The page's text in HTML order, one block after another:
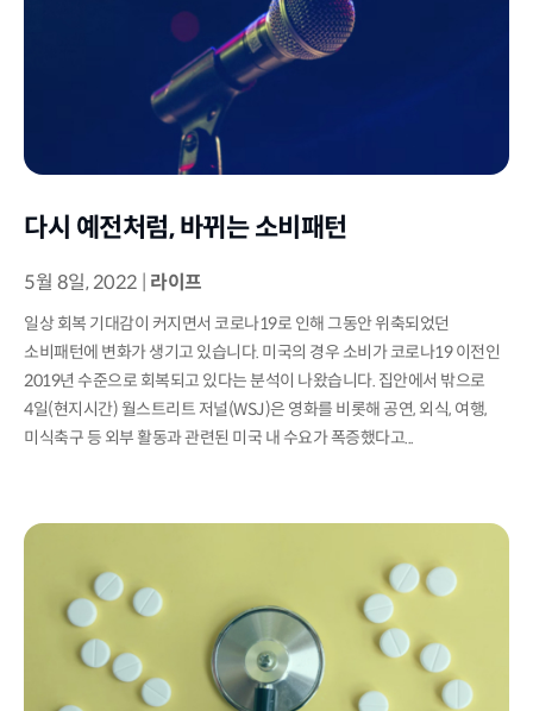
다시 예전처럼, 바뀌는 소비패턴
5월 8일, 2022 | 라이프
일상 회복 기대감이 커지면서 코로나19로 인해 그동안 위축되었던
소비패턴에 변화가 생기고 있습니다. 미국의 경우 소비가 코로나19 이전인
2019년 수준으로 회복되고 있다는 분석이 나왔습니다. 집안에서 밖으로
4일(현지시간) 월스트리트 저널(WSJ)은 영화를 비롯해 공연, 외식, 여행,
미식축구 등 외부 활동과 관련된 미국 내 수요가 폭증했다고...